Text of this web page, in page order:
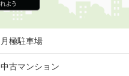
月極駐車場
中古マンション